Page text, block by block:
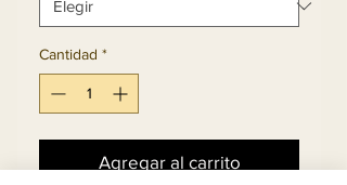
Cantidad *
Agregar al carrito